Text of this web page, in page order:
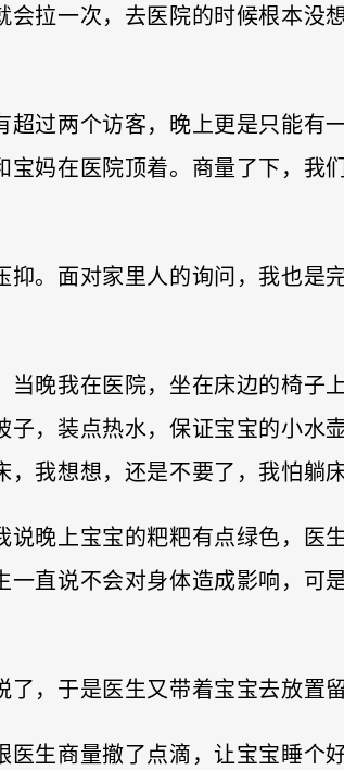
会拉一次，去医院的时候根本
超过两个访客，晚上更是只能
宝妈在医院顶着。商量了下，
抑。面对家里人的询问，我也
当晚我在医院，坐在床边的椅
子，装点热水，保证宝宝的小
我想想，还是不要了，我怕躺
说晚上宝宝的粑粑有点绿色，
一直说不会对身体造成影响，
，于是医生又带着宝宝去放置
生商量撤了点滴，让宝宝睡个